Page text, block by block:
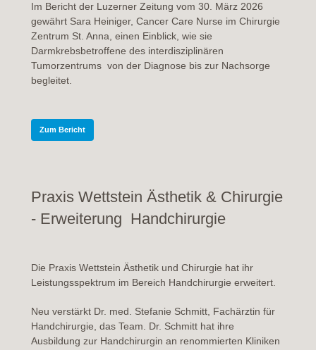
Im Bericht der Luzerner Zeitung vom 30. März 2026
gewährt Sara Heiniger, Cancer Care Nurse im Chirurgie
Zentrum St. Anna, einen Einblick, wie sie
Darmkrebsbetroffene des interdisziplinären
Tumorzentrums von der Diagnose bis zur Nachsorge
begleitet.
Zum Bericht
Praxis Wettstein Ästhetik & Chirurgie
- Erweiterung Handchirurgie
Die Praxis Wettstein Ästhetik und Chirurgie hat ihr
Leistungsspektrum im Bereich Handchirurgie erweitert.
Neu verstärkt Dr. med. Stefanie Schmitt, Fachärztin für
Handchirurgie, das Team. Dr. Schmitt hat ihre
Ausbildung zur Handchirurgin an renommierten Kliniken